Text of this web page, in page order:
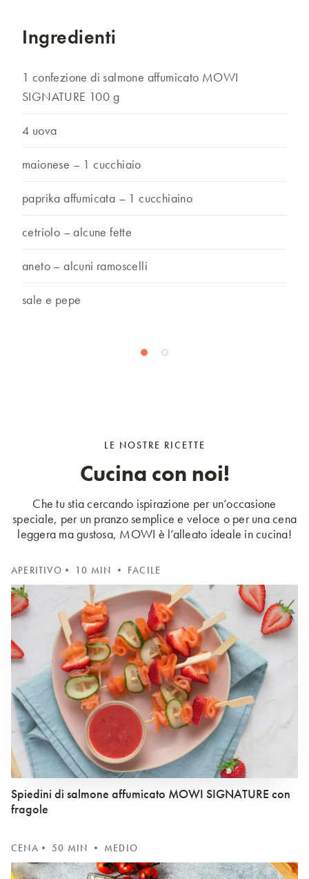
Ingredienti
1 confezione di salmone affumicato MOWI
SIGNATURE 100 g
4 uova
maionese – 1 cucchiaio
paprika affumicata – 1 cucchiaino
cetriolo – alcune fette
aneto – alcuni ramoscelli
sale e pepe
LE NOSTRE RICETTE
Cucina con noi!
Che tu stia cercando ispirazione per un’occasione
speciale, per un pranzo semplice e veloce o per una cena
leggera ma gustosa, MOWI è l’alleato ideale in cucina!
APERITIVO • 10 MIN • FACILE
Spiedini di salmone affumicato MOWI SIGNATURE con
fragole
CENA • 50 MIN • MEDIO